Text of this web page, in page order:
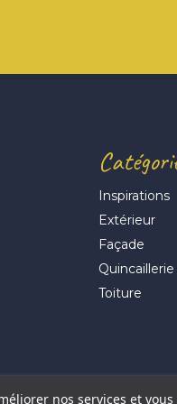
Inspirations
Extérieur
Façade
Quincaillerie
Toiture
nos services et